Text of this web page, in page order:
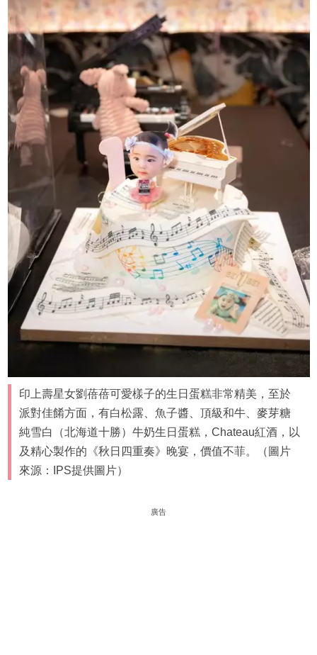
印上壽星女劉蓓蓓可愛樣子的生日蛋糕非常精美，至於
派對佳餚方面，有白松露、魚子醬、頂級和牛、麥芽糖
純雪白（北海道十勝）牛奶生日蛋糕，Chateau紅酒，以
及精心製作的《秋日四重奏》晚宴，價值不菲。（圖片
來源：IPS提供圖片）
廣告